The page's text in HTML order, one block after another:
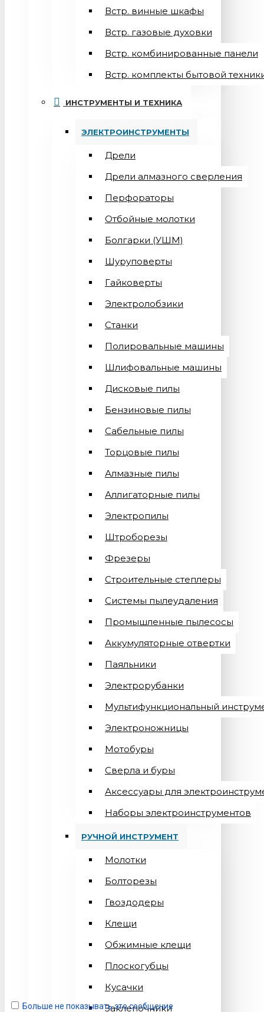
Встр. винные шкафы
Встр. газовые духовки
Встр. комбинированные панели
Встр. комплекты бытовой
ИНСТРУМЕНТЫ И ТЕХНИКА
ЭЛЕКТРОИНСТРУМЕНТЫ
Дрели
Дрели алмазного сверления
Перфораторы
Отбойные молотки
Болгарки (УШМ)
Шуруповерты
Гайковерты
Электролобзики
Станки
Полировальные машины
Шлифовальные машины
Дисковые пилы
Бензиновые пилы
Сабельные пилы
Торцовые пилы
Алмазные пилы
Аллигаторные пилы
Электропилы
Штроборезы
Фрезеры
Строительные степлеры
Системы пылеудаления
Промышленные пылесосы
Аккумуляторные отвертки
Паяльники
Электрорубанки
Мультифункциональный
Электроножницы
Мотобуры
Сверла и буры
Аксессуары для
Наборы электроинструментов
РУЧНОЙ ИНСТРУМЕНТ
Молотки
Болторезы
Гвоздодеры
Клещи
Обжимные клещи
Плоскогубцы
Кусачки
Заклепочники
Больше не показывать это сообщение